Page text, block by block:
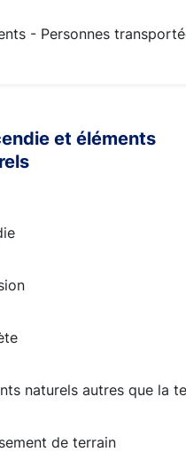
- Personnes
naturels autres que la
de terrain